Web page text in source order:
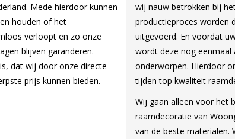
Mede hierdoor kunnen
houden of het
verloopt en zo onze
blijven garanderen.
dat wij door onze directe
prijs kunnen bieden.
wij nauw betrokken bij
productieproces worden
uitgevoerd. En voordat
wordt deze nog eenmaal
onderworpen. Hierdoor
tijden top kwaliteit
Wij gaan alleen voor het
raamdecoratie van
van de beste materialen.